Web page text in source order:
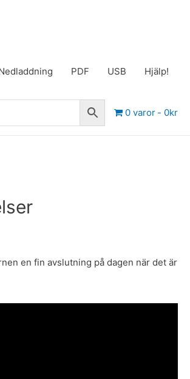
PDF USB Hjälp!
0 varor 0kr
en fin avslutning på dagen när det är